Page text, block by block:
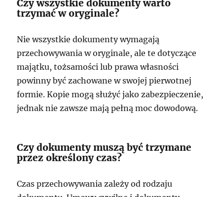
Czy wszystkie dokumenty warto
trzymać w oryginale?
Nie wszystkie dokumenty wymagają
przechowywania w oryginale, ale te dotyczące
majątku, tożsamości lub prawa własności
powinny być zachowane w swojej pierwotnej
formie. Kopie mogą służyć jako zabezpieczenie,
jednak nie zawsze mają pełną moc dowodową.
Czy dokumenty muszą być trzymane
przez określony czas?
Czas przechowywania zależy od rodzaju